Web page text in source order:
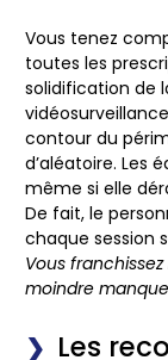
Vous tenez
toutes les
solidification de
contour du
d’aléatoire. Les
même si elle
De fait, le
chaque session
Vous
moindre
Les